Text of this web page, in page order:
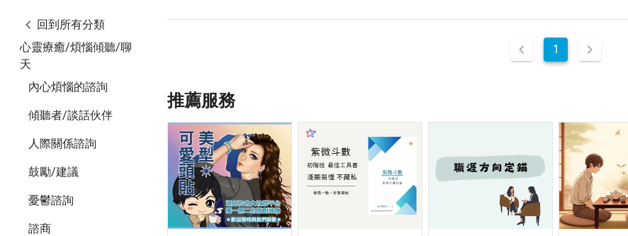
回到所有分類
心靈療癒/煩惱傾聽/聊
天
內心煩惱的諮詢
傾聽者/談話伙伴
人際關係諮詢
鼓勵/建議
憂鬱諮詢
諮商
1
推薦服務